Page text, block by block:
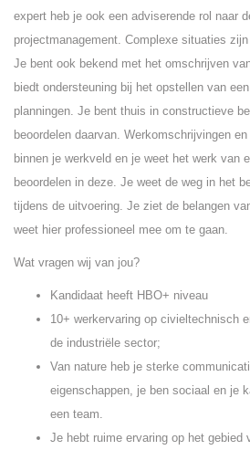
expert heb je ook een adviserende rol naar
projectmanagement. Complexe situaties
Je bent ook bekend met het omschrijven
biedt ondersteuning bij het opstellen van
planningen. Je bent thuis in constructieve
beoordelen daarvan. Werkomschrijvingen
binnen je werkveld en je weet het werk van
beoordelen in deze. Je weet de weg in het
tijdens de uitvoering. Je ziet de belangen
weet hier professioneel mee om te gaan.
Wat vragen wij van jou?
Kandidaat heeft HBO+ niveau
10+ werkervaring op civieltechnisch
de industriële sector;
Van nature heb je sterke
eigenschappen, je ben sociaal en je
een team.
Je hebt ruime ervaring op het gebied